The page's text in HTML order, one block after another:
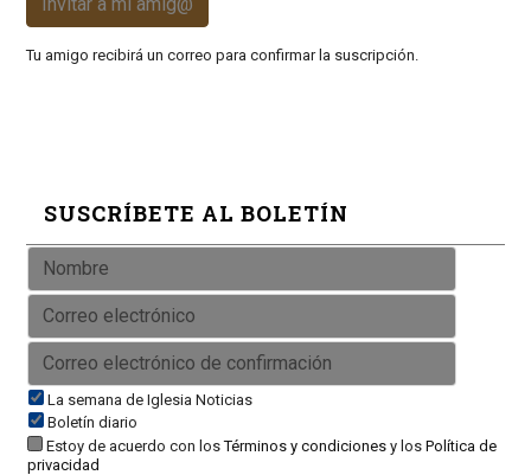
Tu amigo recibirá un correo para confirmar la suscripción.
SUSCRÍBETE AL BOLETÍN
La semana de Iglesia Noticias
Boletín diario
Estoy de acuerdo con losTérminos y condicionesy los Política de
privacidad